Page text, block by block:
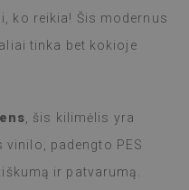
ko reikia! Šis modernus
tinka bet kokioje
, šis kilimėlis yra
padengto PES
ir patvarumą.